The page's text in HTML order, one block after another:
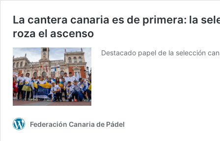
La cantera canaria es de primera: la
roza el ascenso
Destacado papel de la selección
Federación Canaria de Pádel